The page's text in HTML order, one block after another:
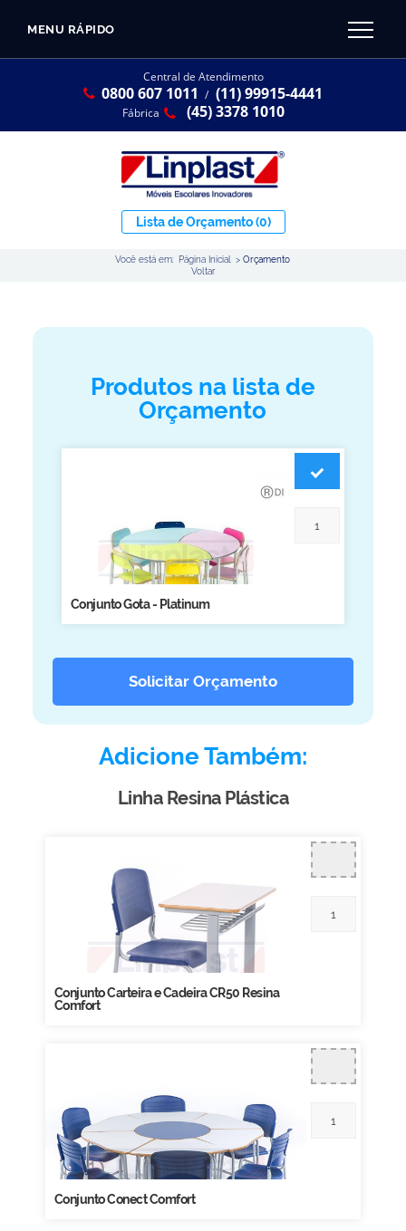
MENU RÁPIDO
Central de Atendimento
0800 607 1011 / (11) 99915-4441
Fábrica (45) 3378 1010
Lista de Orçamento(0)
Você está em: Página Inicial >Orçamento
Voltar
Produtos na lista de
Orçamento
Conjunto Gota - Platinum
Solicitar Orçamento
Adicione Também:
Linha Resina Plástica
Conjunto Carteira e Cadeira CR50 Resina
Comfort
Conjunto Conect Comfort
Linha Resina Plástica
Ambiente Maker
Linha Wood Prime
CATÁLOGO LINPLAST 2025
SOBRE A EMPRESA